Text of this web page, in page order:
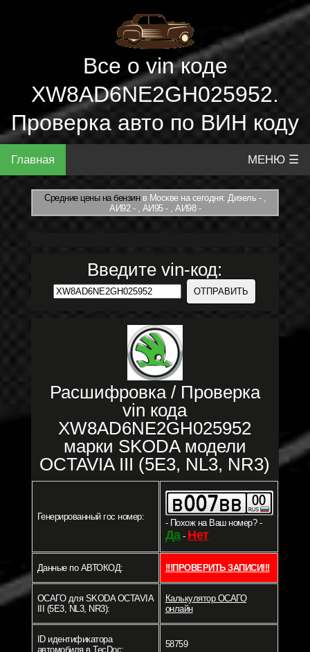
Все о vin коде
XW8AD6NE2GH025952.
Проверка авто по ВИН коду
Главная МЕНЮ ☰
Средние цены на бензинв Москве на сегодня: Дизель - ,
АИ92 - , АИ95 - , АИ98 -
Введите vin-код:
Расшифровка / Проверка
vin кода
XW8AD6NE2GH025952
марки SKODA модели
OCTAVIA III (5E3, NL3, NR3)
Генерированный гос номер:
- Похож на Ваш номер? -
Да- Нет
Данные по АВТОКОД: !!!ПРОВЕРИТЬ ЗАПИСИ!!!
ОСАГО для SKODA OCTAVIA
III (5E3, NL3, NR3):
Калькулятор ОСАГО
онлайн
ID идентификатора
автомобиля в TecDoc:
58759